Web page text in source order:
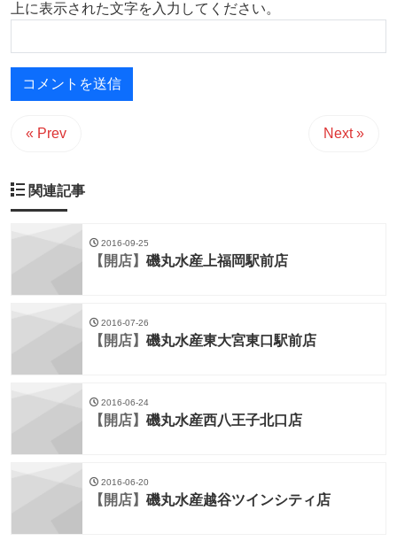
上に表示された文字を入力してください。
« Prev Next »
関連記事
2016-09-25
【開店】 磯丸水産上福岡駅前店
2016-07-26
【開店】 磯丸水産東大宮東口駅前店
2016-06-24
【開店】 磯丸水産西八王子北口店
2016-06-20
【開店】 磯丸水産越谷ツインシティ店